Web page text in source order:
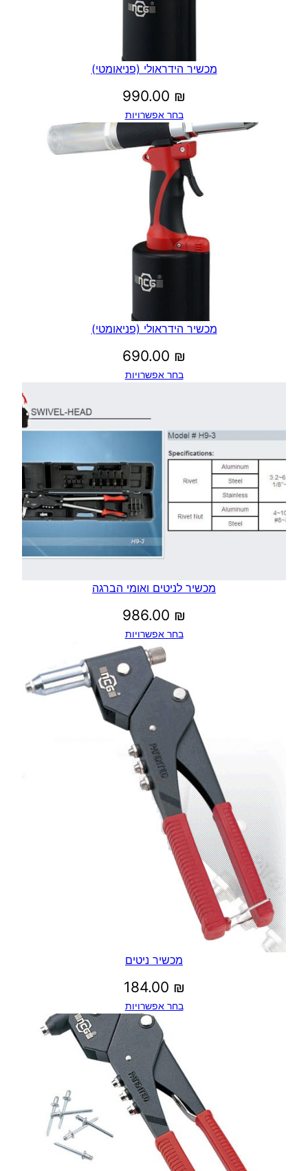
מכשיר הידראולי (פניאומטי)
990.00 ₪
בחר אפשרויות
מכשיר הידראולי (פניאומטי)
690.00 ₪
בחר אפשרויות
מכשיר לניטים ואומי הברגה
986.00 ₪
בחר אפשרויות
מכשיר ניטים
184.00 ₪
בחר אפשרויות